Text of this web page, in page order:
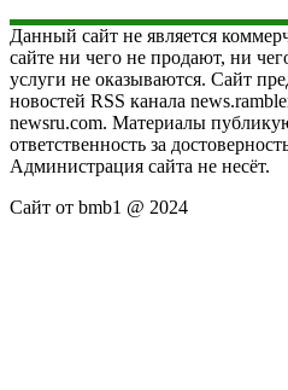
Данный сайт не является
сайте ни чего не продают, ни
услуги не оказываются. Сайт
новостей RSS канала
newsru.com. Материалы
ответственность за
Администрация сайта не несёт.
Сайт от bmb1 @ 2024